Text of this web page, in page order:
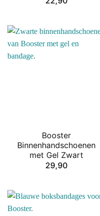
Booster
Binnenhandschoenen
met Gel Zwart
29,90